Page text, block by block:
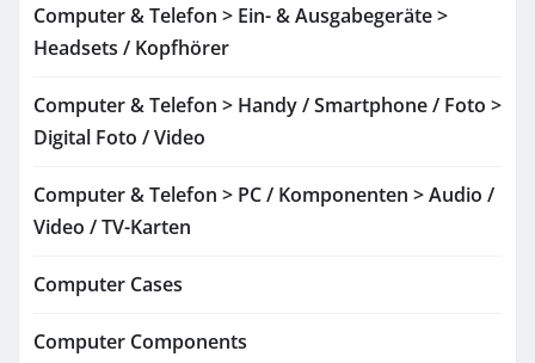
Computer & Telefon > Ein- & Ausgabegeräte >
Headsets / Kopfhörer
Computer & Telefon > Handy / Smartphone / Foto >
Digital Foto / Video
Computer & Telefon > PC / Komponenten > Audio /
Video / TV-Karten
Computer Cases
Computer Components